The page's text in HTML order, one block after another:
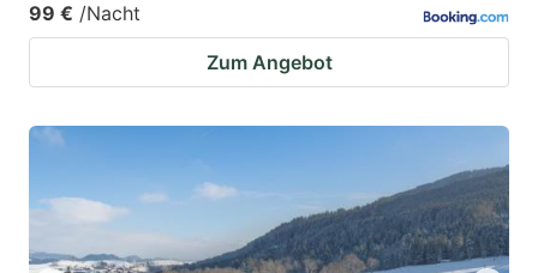
99 € /Nacht
Zum Angebot